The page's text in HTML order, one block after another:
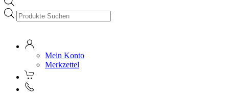
Products
search
Mein Konto
Merkzettel